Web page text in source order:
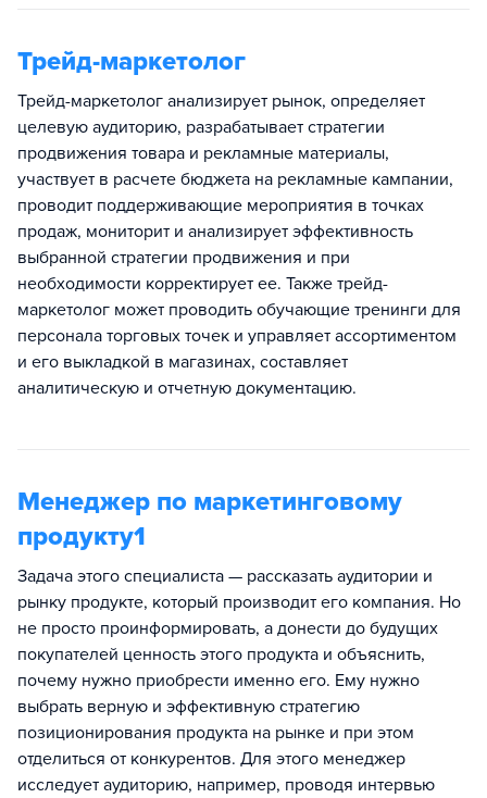
Трейд-маркетолог
Трейд-маркетолог анализирует рынок, определяет
целевую аудиторию, разрабатывает стратегии
продвижения товара и рекламные материалы,
участвует в расчете бюджета на рекламные кампании,
проводит поддерживающие мероприятия в точках
продаж, мониторит и анализирует эффективность
выбранной стратегии продвижения и при
необходимости корректирует ее. Также трейд-
маркетолог может проводить обучающие тренинги для
персонала торговых точек и управляет ассортиментом
и его выкладкой в магазинах, составляет
аналитическую и отчетную документацию.
Менеджер по маркетинговому
продукту1
Задача этого специалиста — рассказать аудитории и
рынку продукте, который производит его компания. Но
не просто проинформировать, а донести до будущих
покупателей ценность этого продукта и объяснить,
почему нужно приобрести именно его. Ему нужно
выбрать верную и эффективную стратегию
позиционирования продукта на рынке и при этом
отделиться от конкурентов. Для этого менеджер
исследует аудиторию, например, проводя интервью